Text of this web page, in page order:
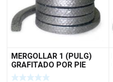
MERGOLLAR 1 (PULG)
GRAFITADO POR PIE